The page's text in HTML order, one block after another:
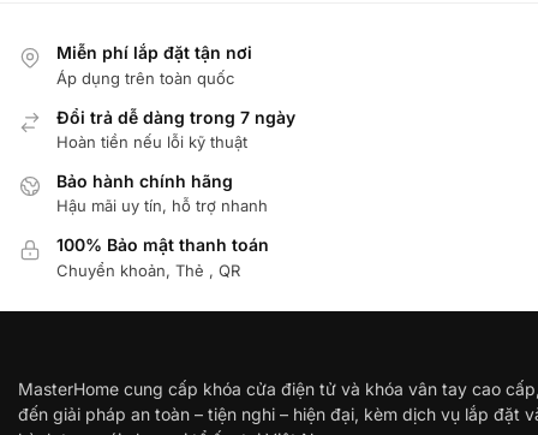
Miễn phí lắp đặt tận nơi
Áp dụng trên toàn quốc
Đổi trả dễ dàng trong 7 ngày
Hoàn tiền nếu lỗi kỹ thuật
Bảo hành chính hãng
Hậu mãi uy tín, hỗ trợ nhanh
100% Bảo mật thanh toán
Chuyển khoản, Thẻ , QR
MasterHome cung cấp khóa cửa điện tử và khóa vân tay cao
đến giải pháp an toàn – tiện nghi – hiện đại, kèm dịch vụ lắp đặt